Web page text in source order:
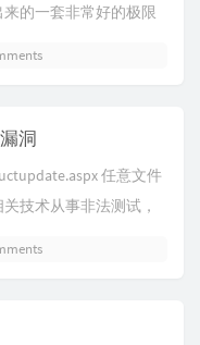
的一套非常好的极限
洞
任意文件
技术从事非法测试，